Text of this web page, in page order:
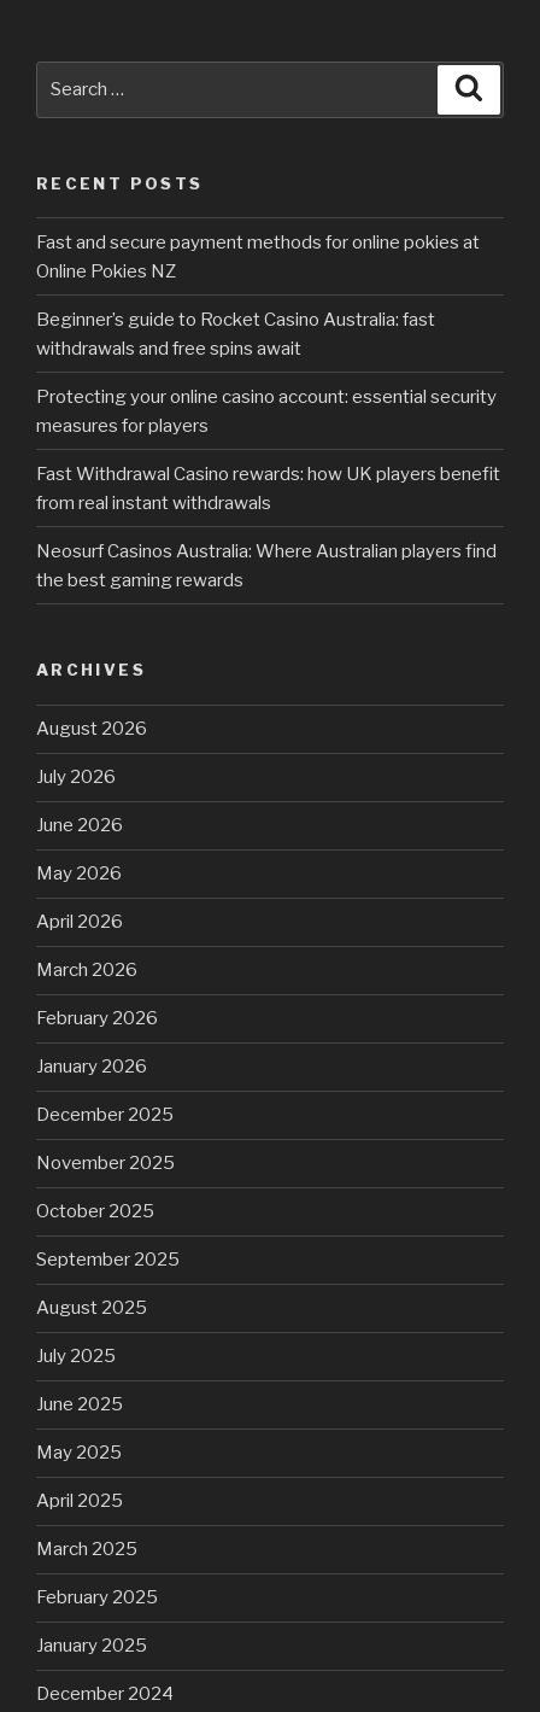
RECENT POSTS
Fast and secure payment methods for online pokies at
Online Pokies NZ
Beginner’s guide to Rocket Casino Australia: fast
withdrawals and free spins await
Protecting your online casino account: essential security
measures for players
Fast Withdrawal Casino rewards: how UK players benefit
from real instant withdrawals
Neosurf Casinos Australia: Where Australian players find
the best gaming rewards
ARCHIVES
August 2026
July 2026
June 2026
May 2026
April 2026
March 2026
February 2026
January 2026
December 2025
November 2025
October 2025
September 2025
August 2025
July 2025
June 2025
May 2025
April 2025
March 2025
February 2025
January 2025
December 2024